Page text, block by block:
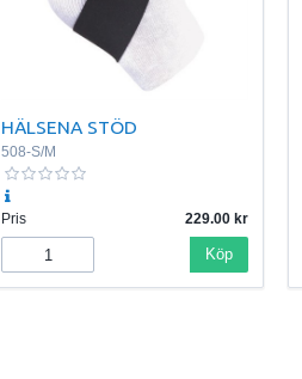
HÄLSENA STÖD
508-S/M
Pris 229.00
Köp